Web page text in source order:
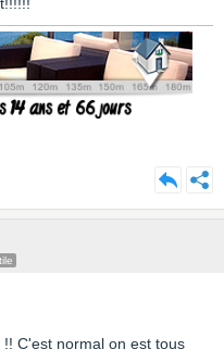
C'est normal on est tous